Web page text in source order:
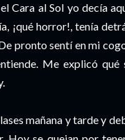
Cara al Sol yo decía
¡qué horror!, tenía
pronto sentí en mi
Me explicó
mañana y tarde y